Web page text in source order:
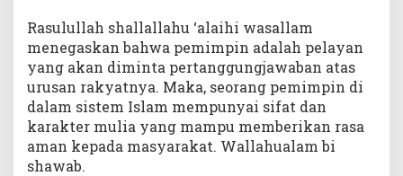
Rasulullah shallallahu ‘alaihi wasallam
menegaskan bahwa pemimpin adalah pelayan
yang akan diminta pertanggungjawaban atas
urusan rakyatnya. Maka, seorang pemimpin di
dalam sistem Islam mempunyai sifat dan
karakter mulia yang mampu memberikan rasa
aman kepada masyarakat. Wallahualam bi
shawab.